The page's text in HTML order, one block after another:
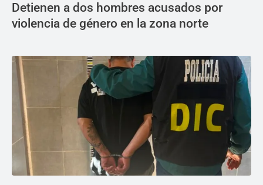
Detienen a dos hombres acusados por
violencia de género en la zona norte